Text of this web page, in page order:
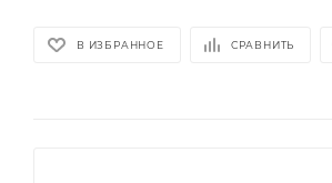
В ИЗБРАННОЕ СРАВНИТЬ